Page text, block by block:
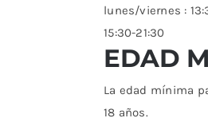
lunes/viernes :
15:30-21:30
EDAD
La edad mínima
18 años.